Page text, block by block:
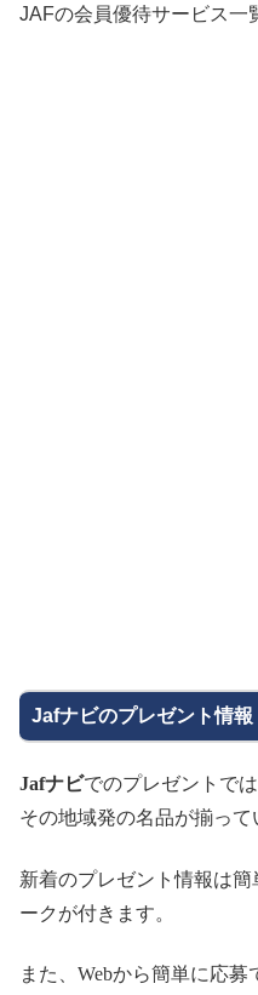
JAFの会員優待サービス一
Jafナビのプレゼント情報
Jafナビでのプレゼントで
その地域発の名品が揃って
新着のプレゼント情報は
ークが付きます。
また、 Webから簡単に応募